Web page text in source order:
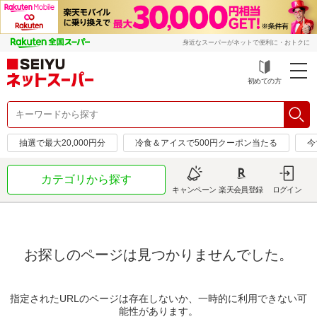
身近なスーパーがネットで便利に・おトクに
初めての方
抽選で最大20,000円分 冷食＆アイスで500円クーポン当たる
カテゴリから探す
キャンペーン 楽天会員登録 ログイン
お探しのページは見つかりませんでした。
指定されたURLのページは存在しないか、一時的に利用できない可
能性があります。